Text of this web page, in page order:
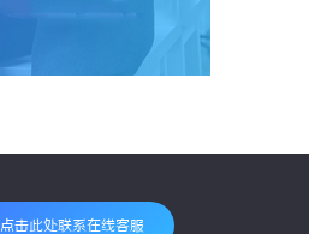
点击此处联系在线客服